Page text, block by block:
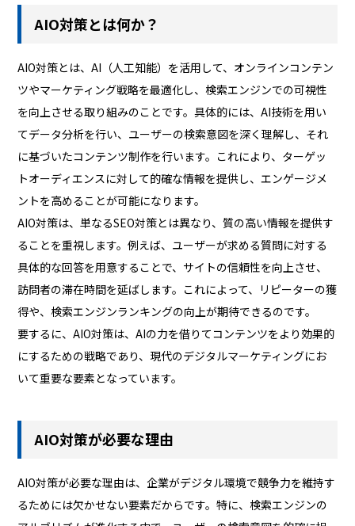
AIO対策とは何か？
AIO対策とは、AI（人工知能）を活用して、オンラインコンテン
ツやマーケティング戦略を最適化し、検索エンジンでの可視性
を向上させる取り組みのことです。具体的には、AI技術を用い
てデータ分析を行い、ユーザーの検索意図を深く理解し、それ
に基づいたコンテンツ制作を行います。これにより、ターゲッ
トオーディエンスに対して的確な情報を提供し、エンゲージメ
ントを高めることが可能になります。
AIO対策は、単なるSEO対策とは異なり、質の高い情報を提供す
ることを重視します。例えば、ユーザーが求める質問に対する
具体的な回答を用意することで、サイトの信頼性を向上させ、
訪問者の滞在時間を延ばします。これによって、リピーターの獲
得や、検索エンジンランキングの向上が期待できるのです。
要するに、AIO対策は、AIの力を借りてコンテンツをより効果的
にするための戦略であり、現代のデジタルマーケティングにお
いて重要な要素となっています。
AIO対策が必要な理由
AIO対策が必要な理由は、企業がデジタル環境で競争力を維持す
るためには欠かせない要素だからです。特に、検索エンジンの